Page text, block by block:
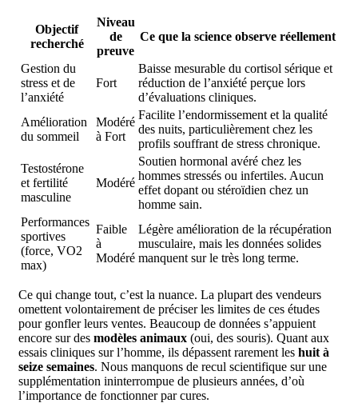
Objectif
recherché
Niveau
de
preuve
Ce que la science observe réellement
Gestion du
stress et de
l’anxiété
Fort
Baisse mesurable du cortisol sérique et
réduction de l’anxiété perçue lors
d’évaluations cliniques.
Amélioration
du sommeil
Modéré
à Fort
Facilite l’endormissement et la qualité
des nuits, particulièrement chez les
profils souffrant de stress chronique.
Testostérone
et fertilité
masculine
Modéré
Soutien hormonal avéré chez les
hommes stressés ou infertiles. Aucun
effet dopant ou stéroïdien chez un
homme sain.
Performances
sportives
(force, VO2
max)
Faible
à
Modéré
Légère amélioration de la récupération
musculaire, mais les données solides
manquent sur le très long terme.
Ce qui change tout, c’est la nuance. La plupart des vendeurs
omettent volontairement de préciser les limites de ces études
pour gonfler leurs ventes. Beaucoup de données s’appuient
encore sur des modèles animaux (oui, des souris). Quant aux
essais cliniques sur l’homme, ils dépassent rarement les huit à
seize semaines. Nous manquons de recul scientifique sur une
supplémentation ininterrompue de plusieurs années, d’où
l’importance de fonctionner par cures.